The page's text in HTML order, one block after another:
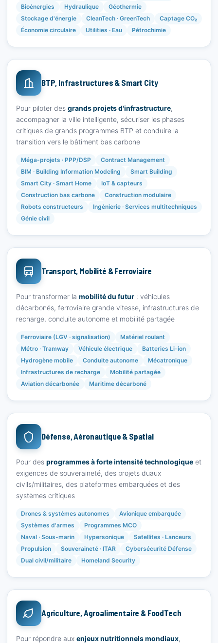
Bioénergies
Hydraulique
Géothermie
Stockage d'énergie
CleanTech · GreenTech
Captage CO₂
Économie circulaire
Utilities · Eau Pétrochimie
BTP, Infrastructures & Smart City
Pour piloter des grands projets d'infrastructure,
accompagner la ville intelligente, sécuriser les phases
critiques de grands programmes BTP et conduire la
transition vers le bâtiment bas carbone
Méga-projets · PPP/DSP
Contract Management
BIM · Building Information Modeling
Smart Building
Smart City · Smart Home
IoT & capteurs
Construction bas carbone
Construction modulaire
Robots constructeurs
Ingénierie · Services multitechniques
Génie civil
Transport, Mobilité & Ferroviaire
Pour transformer la mobilité du futur : véhicules
décarbonés, ferroviaire grande vitesse, infrastructures de
recharge, conduite autonome et mobilité partagée
Ferroviaire (LGV · signalisation)
Matériel roulant
Métro · Tramway
Véhicule électrique
Batteries Li-ion
Hydrogène mobile
Conduite autonome
Mécatronique
Infrastructures de recharge
Mobilité partagée
Aviation décarbonée
Maritime décarboné
Défense, Aéronautique & Spatial
Pour des programmes à forte intensité technologique et
exigences de souveraineté, des projets duaux
civils/militaires, des plateformes embarquées et des
systèmes critiques
Drones & systèmes autonomes
Avionique embarquée
Systèmes d'armes
Programmes MCO
Naval · Sous-marin
Hypersonique
Satellites · Lanceurs
Propulsion
Souveraineté · ITAR
Cybersécurité Défense
Dual civil/militaire
Homeland Security
Agriculture, Agroalimentaire & FoodTech
Pour répondre aux enjeux nutritionnels mondiaux,